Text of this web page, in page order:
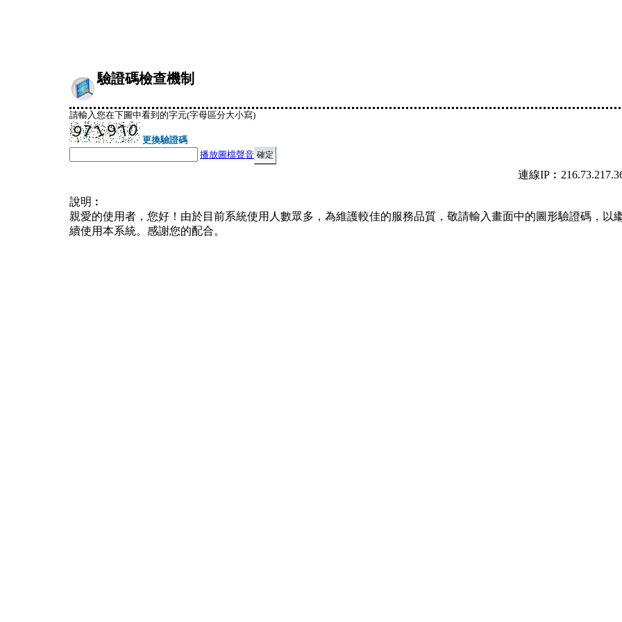
驗證碼檢查機制
請輸入您在下圖中看到的字元(字母區分大小寫)
更換驗證碼
播放圖檔聲音
連線
說明︰
親愛的使用者，您好！由於目前系統使用人數眾多，為維護較佳的服務品質，敬請輸入畫面中的圖形驗證碼，以
續使用本系統。感謝您的配合。